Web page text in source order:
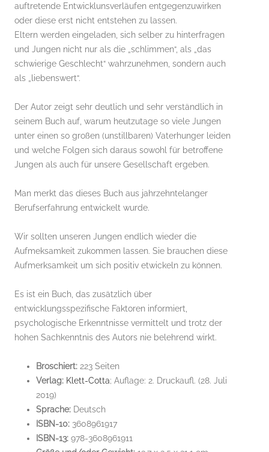
auftretende Entwicklunsverläufen entgegenzuwirken
oder diese erst nicht entstehen zu lassen.
Eltern werden eingeladen, sich selber zu hinterfragen
und Jungen nicht nur als die „schlimmen“, als „das
schwierige Geschlecht“ wahrzunehmen, sondern auch
als „liebenswert“.
Der Autor zeigt sehr deutlich und sehr verständlich in
seinem Buch auf, warum heutzutage so viele Jungen
unter einen so großen (unstillbaren) Vaterhunger leiden
und welche Folgen sich daraus sowohl für betroffene
Jungen als auch für unsere Gesellschaft ergeben.
Man merkt das dieses Buch aus jahrzehntelanger
Berufserfahrung entwickelt wurde.
Wir sollten unseren Jungen endlich wieder die
Aufmeksamkeit zukommen lassen. Sie brauchen diese
Aufmerksamkeit um sich positiv etwickeln zu können.
Es ist ein Buch, das zusätzlich über
entwicklungsspezifische Faktoren informiert,
psychologische Erkenntnisse vermittelt und trotz der
hohen Sachkenntnis des Autors nie belehrend wirkt.
Broschiert: 223 Seiten
Verlag: Klett-Cotta; Auflage: 2. Druckaufl. (28. Juli
2019)
Sprache: Deutsch
ISBN-10: 3608961917
ISBN-13: 978-3608961911